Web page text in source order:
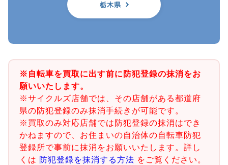
栃木県
※自転車を買取に出す前に防犯登録の抹消をお
願いいたします。
※サイクルズ店舗では、その店舗がある都道府
県の防犯登録のみ抹消手続きが可能です。
※買取のみ対応店舗では防犯登録の抹消はでき
かねますので、お住まいの自治体の自転車防犯
登録所で事前に抹消をお願いいたします。詳し
くは 防犯登録を抹消する方法 をご覧ください。